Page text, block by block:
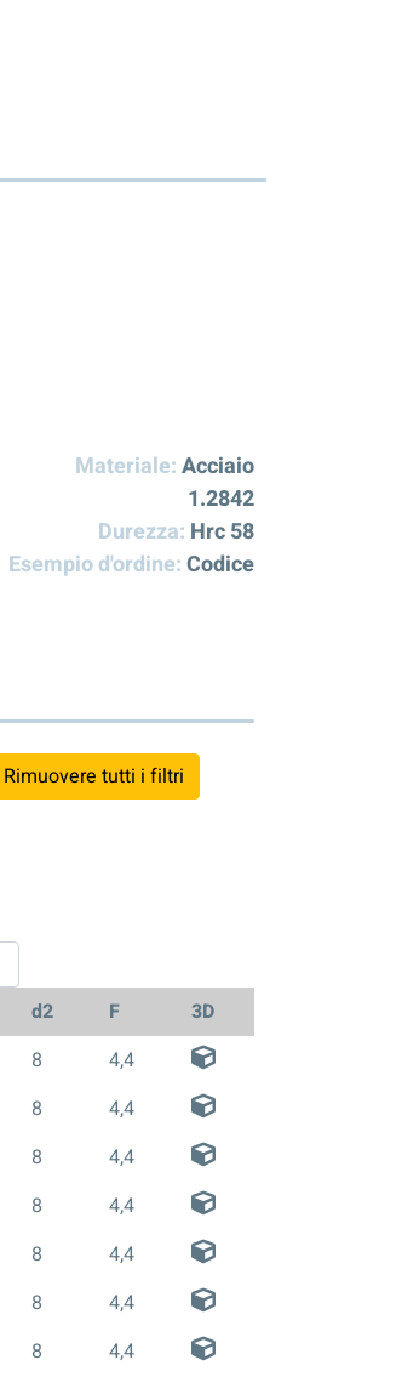
Materiale:Acciaio
1.2842
Durezza: Hrc 58
Esempio d'ordine:Codice
Rimuovere tutti i filtri
d2 F
3D
8
4,4
8
4,4
8
4,4
8
4,4
8
4,4
8
4,4
8
4,4